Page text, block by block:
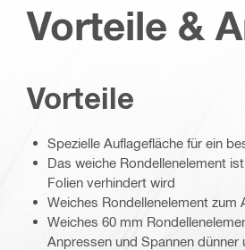
Vorteile &
Vorteile
Spezielle Auflagefläche für ein
Das weiche Rondellenelement
Folien verhindert wird
Weiches Rondellenelement zum
Weiches 60 mm
Anpressen und Spannen dünner